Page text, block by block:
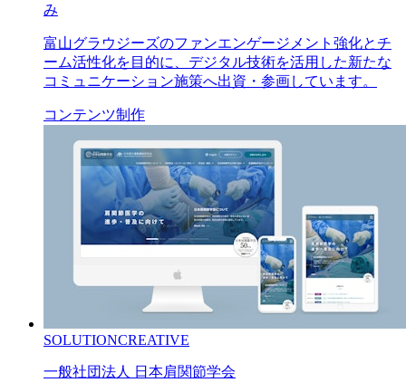
み
富山グラウジーズのファンエンゲージメント強化とチ
ーム活性化を目的に、デジタル技術を活用した新たな
コミュニケーション施策へ出資・参画しています。
コンテンツ制作
SOLUTIONCREATIVE
一般社団法人 日本肩関節学会